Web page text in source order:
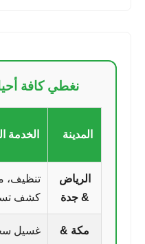
نغطي كافة أحياء
المدينة الخدمة
الرياض
& جدة
تنظيف،
كشف
مكة &
غسيل